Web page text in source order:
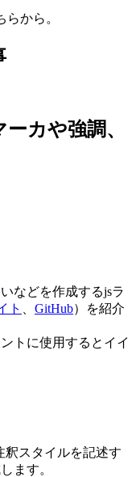
から。
カや強調、
などを作成するjsラ
ト GitHub）を紹介
トに使用するとイイ
釈スタイルを記述す
ます。